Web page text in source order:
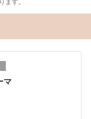
ます。
マ